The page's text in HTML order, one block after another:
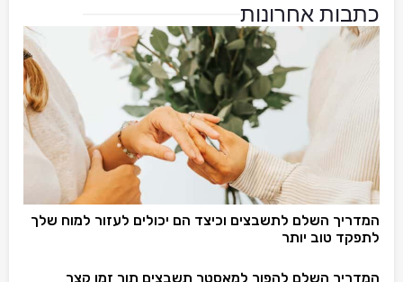
כתבות אחרונות
המדריך השלם לתשבצים וכיצד הם יכולים לעזור למוח שלך
לתפקד טוב יותר
המדריך השלם להפוך למאסטר תשבצים תוך זמן קצר